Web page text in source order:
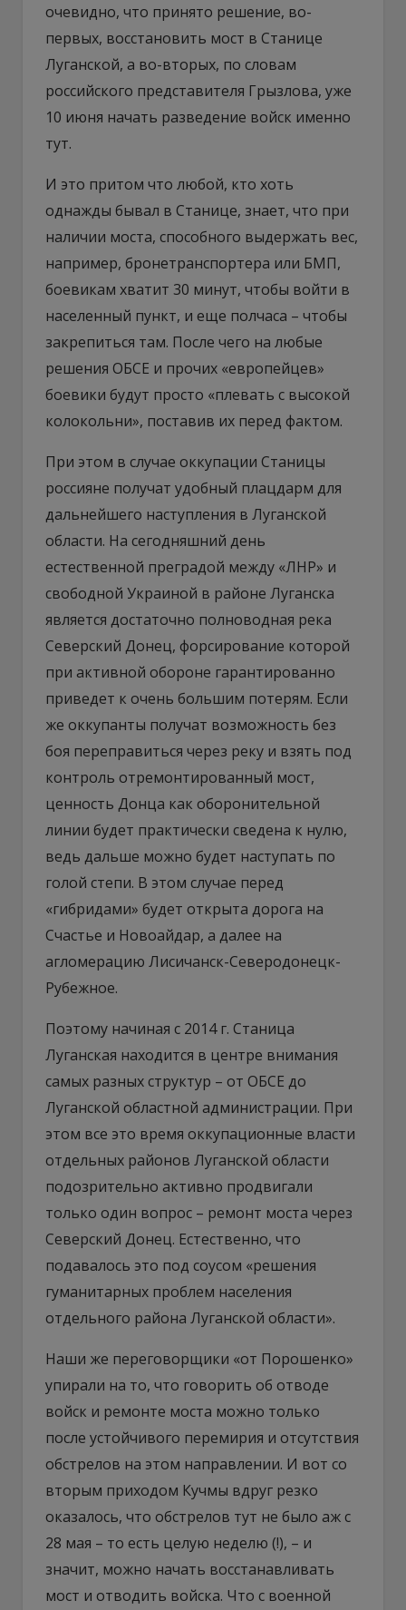
очевидно, что принято решение, во-
первых, восстановить мост в Станице
Луганской, а во-вторых, по словам
российского представителя Грызлова, уже
10 июня начать разведение войск именно
тут.
И это притом что любой, кто хоть
однажды бывал в Станице, знает, что при
наличии моста, способного выдержать вес,
например, бронетранспортера или БМП,
боевикам хватит 30 минут, чтобы войти в
населенный пункт, и еще полчаса – чтобы
закрепиться там. После чего на любые
решения ОБСЕ и прочих «европейцев»
боевики будут просто «плевать с высокой
колокольни», поставив их перед фактом.
При этом в случае оккупации Станицы
россияне получат удобный плацдарм для
дальнейшего наступления в Луганской
области. На сегодняшний день
естественной преградой между «ЛНР» и
свободной Украиной в районе Луганска
является достаточно полноводная река
Северский Донец, форсирование которой
при активной обороне гарантированно
приведет к очень большим потерям. Если
же оккупанты получат возможность без
боя переправиться через реку и взять под
контроль отремонтированный мост,
ценность Донца как оборонительной
линии будет практически сведена к нулю,
ведь дальше можно будет наступать по
голой степи. В этом случае перед
«гибридами» будет открыта дорога на
Счастье и Новоайдар, а далее на
агломерацию Лисичанск-Северодонецк-
Рубежное.
Поэтому начиная с 2014 г. Станица
Луганская находится в центре внимания
самых разных структур – от ОБСЕ до
Луганской областной администрации. При
этом все это время оккупационные власти
отдельных районов Луганской области
подозрительно активно продвигали
только один вопрос – ремонт моста через
Северский Донец. Естественно, что
подавалось это под соусом «решения
гуманитарных проблем населения
отдельного района Луганской области».
Наши же переговорщики «от Порошенко»
упирали на то, что говорить об отводе
войск и ремонте моста можно только
после устойчивого перемирия и отсутствия
обстрелов на этом направлении. И вот со
вторым приходом Кучмы вдруг резко
оказалось, что обстрелов тут не было аж с
28 мая – то есть целую неделю (!), – и
значит, можно начать восстанавливать
мост и отводить войска. Что с военной